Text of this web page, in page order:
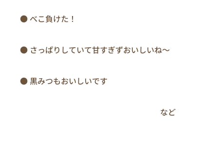
● べこ負けた！
● さっぱりしていて甘すぎずおいしいね～
● 黒みつもおいしいです
など